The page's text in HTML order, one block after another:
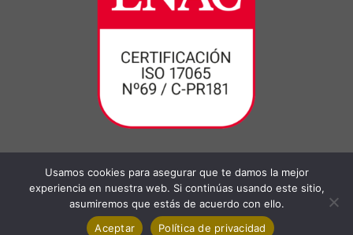
Usamos cookies para asegurar que te damos la mejor
experiencia en nuestra web. Si continúas usando este sitio,
asumiremos que estás de acuerdo con ello.
Aceptar
Política de privacidad